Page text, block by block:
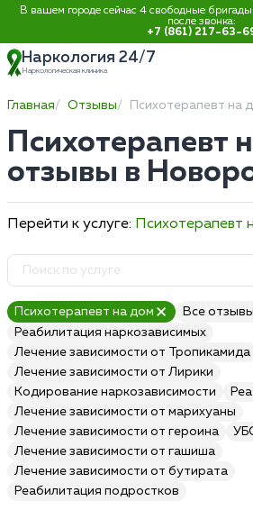
В вашем городе сейчас 4 свободные
после звонка:
+7 (861) 217-63-
Наркология 24/7
Наркологическая клиника
Главная Отзывы Психотерапевт на
Психотерапевт
отзывы в
Перейти к услуге: Психотерапевт
Психотерапевт на дом
Все отзывы
Реабилитация наркозависимых
Лечение зависимости от Тропикамида
Лечение зависимости от Лирики
Кодирование наркозависимости
Лечение зависимости от марихуаны
Лечение зависимости от героина
Лечение зависимости от гашиша
Лечение зависимости от бутирата
Реабилитация подростков